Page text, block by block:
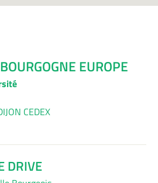
EUROPE
CEDEX
DRIVE